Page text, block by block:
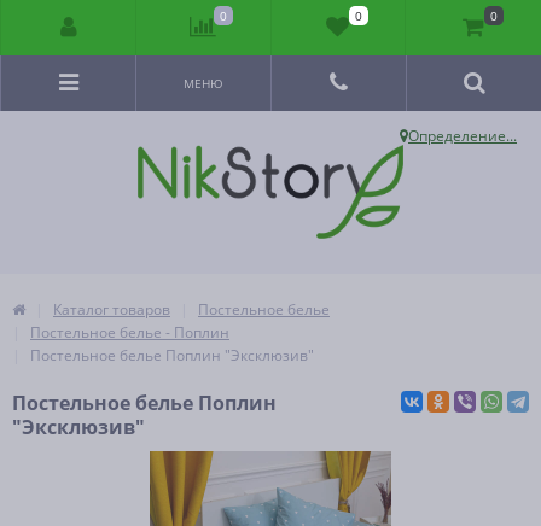
Определение...
МЕНЮ
Каталог товаров
Постельное белье
Постельное белье - Поплин
Постельное белье Поплин "Эксклюзив"
Постельное белье Поплин
"Эксклюзив"
0 0 0